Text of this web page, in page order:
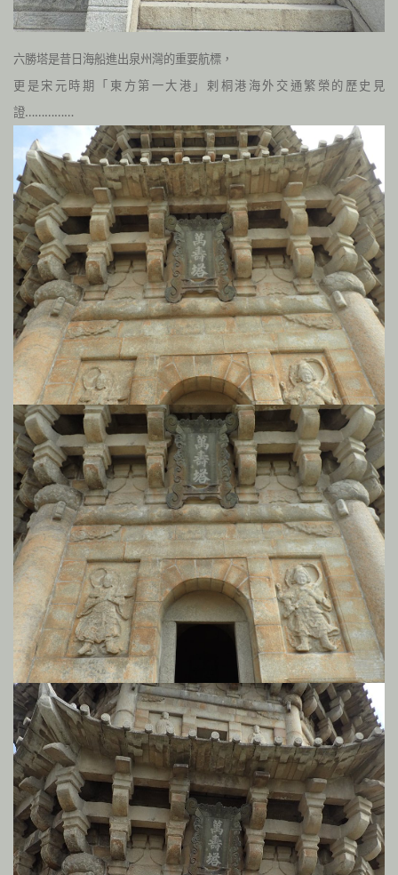
六勝塔是昔日海船進出泉州灣的重要航標，
更是宋元時期「東方第一大港」剌桐港海外交通繁榮的歷史見
證……………